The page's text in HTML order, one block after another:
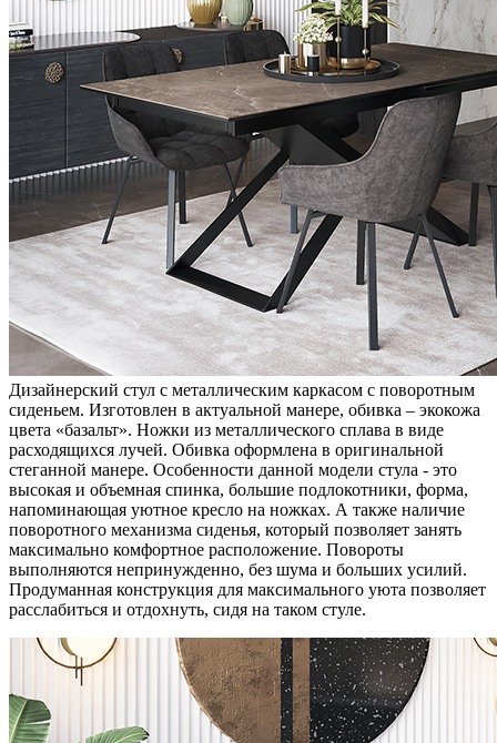
Дизайнерский стул с металлическим каркасом с поворотным
сиденьем. Изготовлен в актуальной манере, обивка – экокожа
цвета «базальт». Ножки из металлического сплава в виде
расходящихся лучей. Обивка оформлена в оригинальной
стеганной манере. Особенности данной модели стула - это
высокая и объемная спинка, большие подлокотники, форма,
напоминающая уютное кресло на ножках. А также наличие
поворотного механизма сиденья, который позволяет занять
максимально комфортное расположение. Повороты
выполняются непринужденно, без шума и больших усилий.
Продуманная конструкция для максимального уюта позволяет
расслабиться и отдохнуть, сидя на таком стуле.